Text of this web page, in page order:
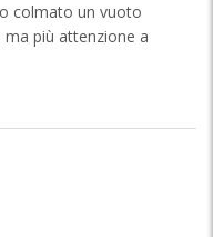
colmato un vuoto
più attenzione a